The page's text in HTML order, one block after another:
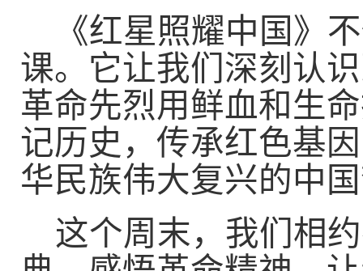
《红星照耀中国》
课。它让我们深刻认
革命先烈用鲜血和生
记历史，传承红色基
华民族伟大复兴的中
这个周末，我们相